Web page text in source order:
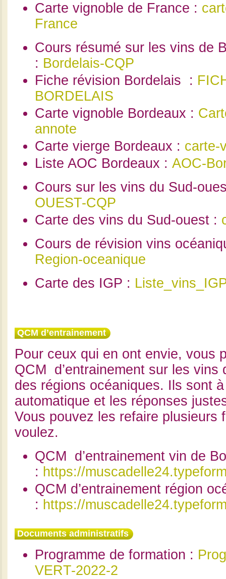
Carte vignoble de France :
France
Cours résumé sur les vins de
: Bordelais-CQP
Fiche révision Bordelais :
BORDELAIS
Carte vignoble Bordeaux :
annote
Carte vierge Bordeaux : carte-
Liste AOC Bordeaux : AOC-
Cours sur les vins du Sud-
OUEST-CQP
Carte des vins du Sud-ouest :
Cours de révision vins
Region-oceanique
Carte des IGP :
QCM d’entrainement
Pour ceux qui en ont envie, vous
QCM d’entrainement sur les vins
des régions océaniques. Ils sont
automatique et les réponses
Vous pouvez les refaire plusieurs
voulez.
QCM d’entrainement vin de
: https://
QCM d’entrainement région
: https://
Documents administratifs
Programme de formation :
VERT-2022-2